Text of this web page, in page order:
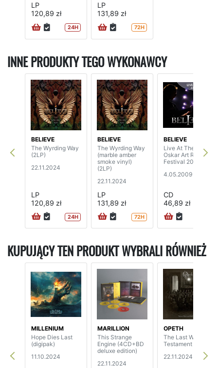
LP
120,89 zł
24H
LP
131,89 zł
72H
INNE PRODUKTY TEGO WYKONAWCY
BELIEVE
The Wyrding Way
(2LP)
22.11.2024
LP
120,89 zł
24H
BELIEVE
The Wyrding Way
(marble amber
smoke vinyl)
(2LP)
22.11.2024
LP
131,89 zł
72H
BELIEVE
Live At The 1st
Oskar Art Rock
Festival 2006
4.05.2009
CD
46,89 zł
KUPUJĄCY TEN PRODUKT WYBRALI RÓWNIEŻ
MILLENIUM
Hope Dies Last
(digipak)
11.10.2024
MARILLION
This Strange
Engine (4CD+BD
deluxe edition)
22.11.2024
OPETH
The Last Will And
Testament
22.11.2024